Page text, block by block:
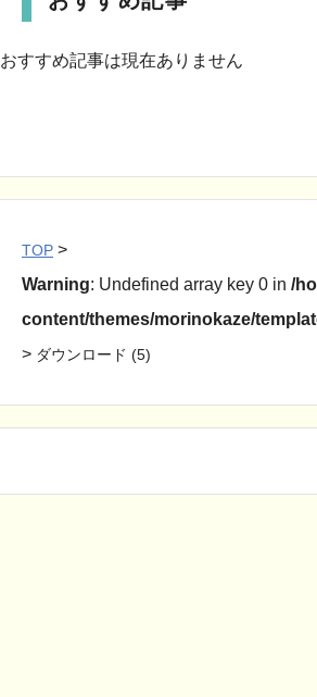
おすすめ記事は現在ありません
TOP >
Warning: Undefined array key 0 in /
content/themes/morinokaze/
> ダウンロード (5)